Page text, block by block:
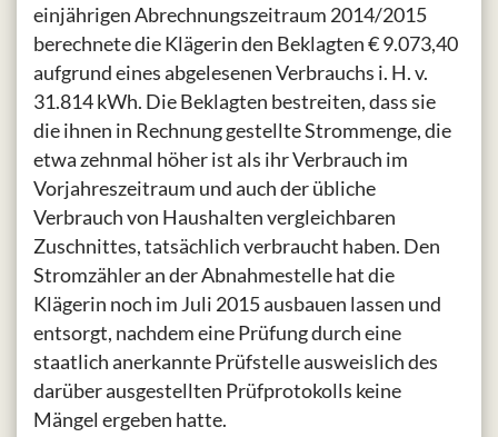
einjährigen Abrechnungszeitraum 2014/2015
berechnete die Klägerin den Beklagten € 9.073,40
aufgrund eines abgelesenen Verbrauchs i. H. v.
31.814 kWh. Die Beklagten bestreiten, dass sie
die ihnen in Rechnung gestellte Strommenge, die
etwa zehnmal höher ist als ihr Verbrauch im
Vorjahreszeitraum und auch der übliche
Verbrauch von Haushalten vergleichbaren
Zuschnittes, tatsächlich verbraucht haben. Den
Stromzähler an der Abnahmestelle hat die
Klägerin noch im Juli 2015 ausbauen lassen und
entsorgt, nachdem eine Prüfung durch eine
staatlich anerkannte Prüfstelle ausweislich des
darüber ausgestellten Prüfprotokolls keine
Mängel ergeben hatte.